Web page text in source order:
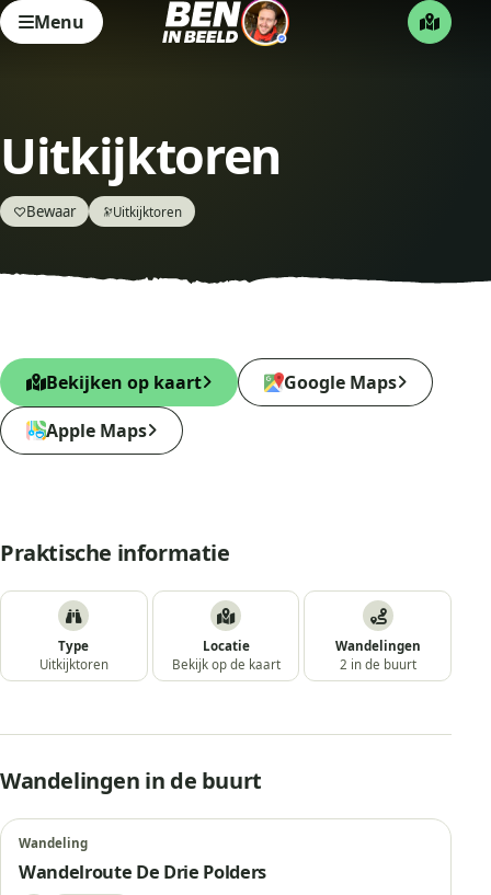
Menu
Uitkijktoren
♡Bewaar 🔭Uitkijktoren
Bekijken op kaart
Google Maps
Apple Maps
Praktische informatie
Type
Uitkijktoren
Locatie
Bekijk op de kaart
Wandelingen
2 in de buurt
Wandelingen in de buurt
Wandeling
Wandelroute De Drie Polders